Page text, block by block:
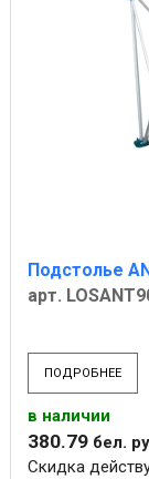
Подстолье
арт.
ПОДРОБНЕЕ
в наличии
380.79 бел.
Скидка